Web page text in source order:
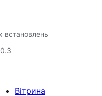
встановлень
Вітрина